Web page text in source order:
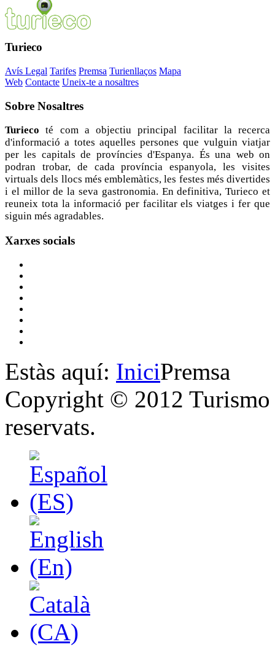
Turieco
Avís Legal Tarifes Premsa Turienllaços Mapa
Web Contacte Uneix-te a nosaltres
Sobre Nosaltres
Turieco té com a objectiu principal facilitar la recerca
d'informació a totes aquelles persones que vulguin viatjar
per les capitals de províncies d'Espanya. És una web on
podran trobar, de cada província espanyola, les visites
virtuals dels llocs més emblemàtics, les festes més divertides
i el millor de la seva gastronomia. En definitiva, Turieco et
reuneix tota la informació per facilitar els viatges i fer que
siguin més agradables.
Xarxes socials
Estàs aquí: IniciPremsa
Copyright © 2012 Turismo
reservats.